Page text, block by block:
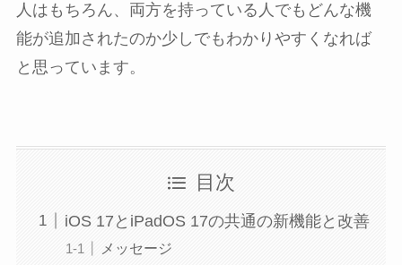
人はもちろん、両方を持っている人でもどんな機
能が追加されたのか少しでもわかりやすくなれば
と思っています。
目次
iOS 17とiPadOS 17の共通の新機能と改善
メッセージ